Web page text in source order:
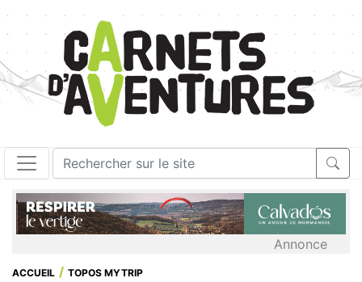
Annonce
ACCUEIL TOPOS MYTRIP